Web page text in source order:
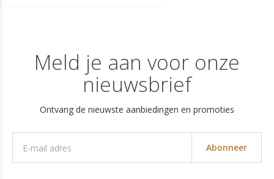
Meld je aan voor onze
nieuwsbrief
Ontvang de nieuwste aanbiedingen en promoties
Abonneer